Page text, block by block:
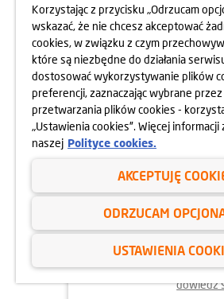
15.07.2024
FIRMOWY SPŁYW
SPRZĄTANIEM RZEKI
dowiedz
Korzystając z przycisku „Odrzucam
wskazać, że nie chcesz akceptować
cookies, w związku z czym
które są niezbędne do działania
dostosować wykorzystywanie plików
preferencji, zaznaczając wybrane
przetwarzania plików cookies -
„Ustawienia cookies”. Więcej
naszej Polityce cookies.
AKCEPTUJĘ
ODRZUCAM
USTAWIENIA